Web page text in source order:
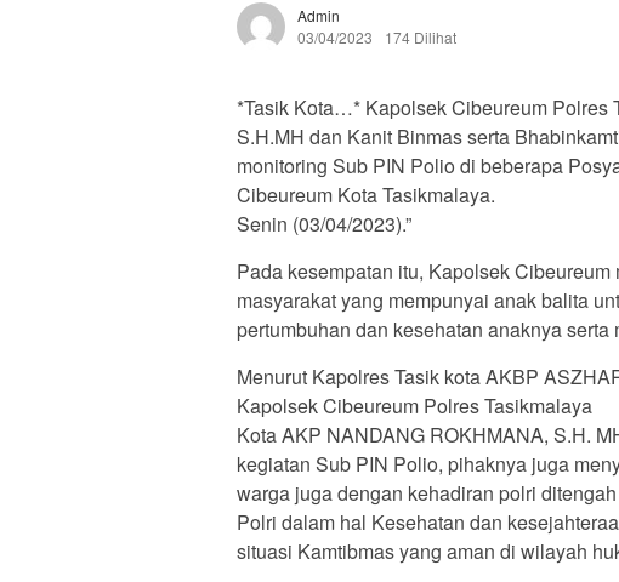
Admin
03/04/2023
174 Dilihat
*Tasik Kota…* Kapolsek Cibeureum Polres
S.H.MH dan Kanit Binmas serta
monitoring Sub PIN Polio di beberapa
Cibeureum Kota Tasikmalaya.
Senin (03/04/2023).”
Pada kesempatan itu, Kapolsek
masyarakat yang mempunyai anak balita
pertumbuhan dan kesehatan anaknya
Menurut Kapolres Tasik kota AKBP
Kapolsek Cibeureum Polres Tasikmalaya
Kota AKP NANDANG ROKHMANA, S.H.
kegiatan Sub PIN Polio, pihaknya juga
warga juga dengan kehadiran polri
Polri dalam hal Kesehatan dan
situasi Kamtibmas yang aman di wilayah